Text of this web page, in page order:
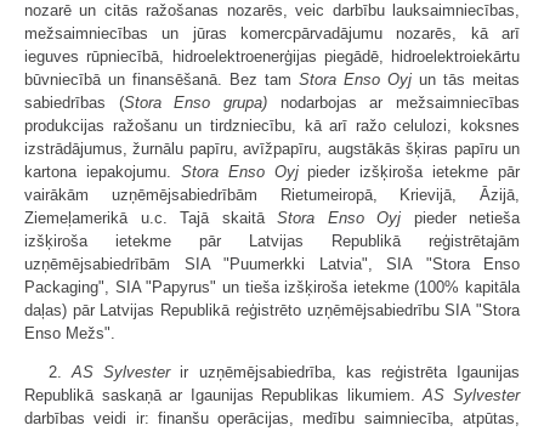
nozarē un citās ražošanas nozarēs, veic darbību lauksaimniecības,
mežsaimniecības un jūras komercpārvadājumu nozarēs, kā arī
ieguves rūpniecībā, hidroelektroenerģijas piegādē, hidroelektroiekārtu
būvniecībā un finansēšanā. Bez tam Stora Enso Oyj un tās meitas
sabiedrības (Stora Enso grupa) nodarbojas ar mežsaimniecības
produkcijas ražošanu un tirdzniecību, kā arī ražo celulozi, koksnes
izstrādājumus, žurnālu papīru, avīžpapīru, augstākās šķiras papīru un
kartona iepakojumu. Stora Enso Oyjpieder izšķiroša ietekme pār
vairākām uzņēmējsabiedrībām Rietumeiropā, Krievijā, Āzijā,
Ziemeļamerikā u.c. Tajā skaitā Stora Enso Oyj pieder netieša
izšķiroša ietekme pār Latvijas Republikā reģistrētajām
uzņēmējsabiedrībām SIA "Puumerkki Latvia", SIA "Stora Enso
Packaging", SIA "Papyrus" un tieša izšķiroša ietekme (100% kapitāla
daļas) pār Latvijas Republikā reģistrēto uzņēmējsabiedrību SIA "Stora
Enso Mežs".
2.AS Sylvesterir uzņēmējsabiedrība, kas reģistrēta Igaunijas
Republikā saskaņā ar Igaunijas Republikas likumiem.AS Sylvester
darbības veidi ir: finanšu operācijas, medību saimniecība, atpūtas,